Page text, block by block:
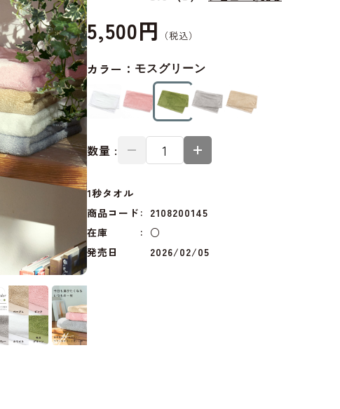
5,500円
カラー： モスグリーン
数量 :
1秒タオル
商品コード
2108200145
在庫
○
発売日
2026/02/05